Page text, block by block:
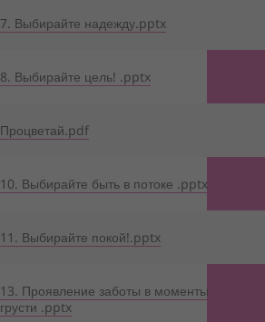
7. Выбирайте надежду.pptx
8. Выбирайте цель! .pptx
Процветай.pdf
10. Выбирайте быть в потоке .pptx
11. Выбирайте покой!.pptx
13. Проявление заботы в моменты
грусти .pptx